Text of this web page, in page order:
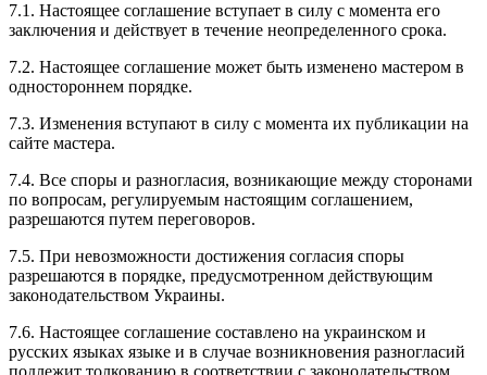
7.1. Настоящее соглашение вступает в силу с момента его
заключения и действует в течение неопределенного срока.
7.2. Настоящее соглашение может быть изменено мастером в
одностороннем порядке.
7.3. Изменения вступают в силу с момента их публикации на
сайте мастера.
7.4. Все споры и разногласия, возникающие между сторонами
по вопросам, регулируемым настоящим соглашением,
разрешаются путем переговоров.
7.5. При невозможности достижения согласия споры
разрешаются в порядке, предусмотренном действующим
законодательством Украины.
7.6. Настоящее соглашение составлено на украинском и
русских языках языке и в случае возникновения разногласий
подлежит толкованию в соответствии с законодательством